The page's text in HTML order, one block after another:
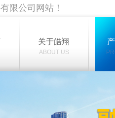
限公司网站！
关于皓翔
ABOUT US